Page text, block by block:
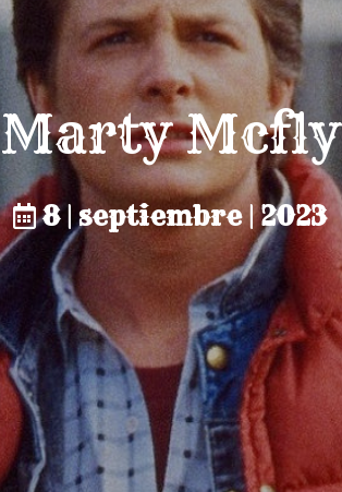
8 | septiembre | 2023
Marty Mcfly